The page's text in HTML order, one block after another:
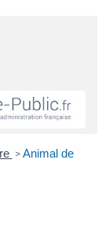
> Animal de